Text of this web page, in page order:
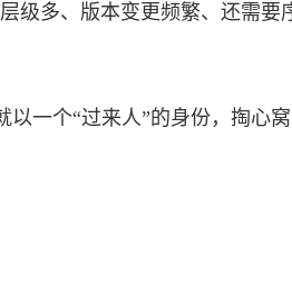
层级多、版本变更频繁、还需
以一个“过来人”的身份，掏心